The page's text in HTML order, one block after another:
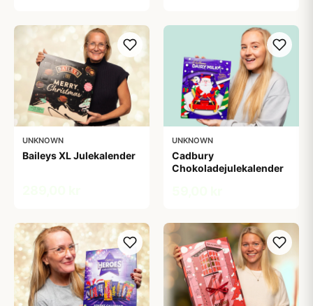
UNKNOWN
Baileys XL Julekalender
UNKNOWN
Cadbury
Chokoladejulekalender